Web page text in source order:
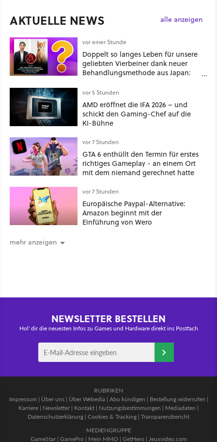
AKTUELLE NEWS alle anzeigen
vor einer Stunde
Doppelt so langes Leben für unsere
geliebten Vierbeiner dank neuer
Behandlungsmethode aus Japan:
Kommentare zeigt, dass es nicht so
einfach ist
vor 5 Stunden
AMD eröffnet die IFA 2026 – und
schickt den Gaming-Chef auf die
KI-Bühne
vor 7 Stunden
GTA 6 enthüllt den Termin für erstes
richtiges Gameplay - an einem Ort
mit dem niemand gerechnet hatte
vor 7 Stunden
Europäische Paypal-Alternative:
Amazon beginnt mit der
Einführung von Wero
mehr anzeigen
NEWSLETTER BESTELLEN
Hol' dir die neuesten Infos zu Games und Hardware direkt ins Postfach
RUBRIKEN
Impressum | Über uns| Über Webedia | Abo kündigen | Bestellung widerrufen |
Karriere | Newsletter | Kontakt | Nutzungsbestimmungen | Mediadaten |
Datenschutzerklärung | Cookies & Tracking | Transparenzbericht
MEDIENGRUPPE
GameStar| GamePro | Mein MMO | GetHero | Jeuxvideo.com